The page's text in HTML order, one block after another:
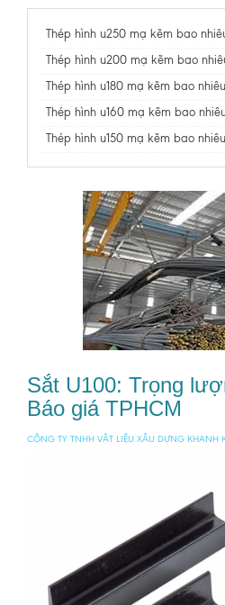
Thép hình u250 mạ kẽm bao
Thép hình u200 mạ kẽm bao
Thép hình u180 mạ kẽm bao nhiêu
Thép hình u160 mạ kẽm bao
Thép hình u150 mạ kẽm bao nhiêu
Sắt U100: Trọng
Báo giá TPHCM
CÔNG TY TNHH VẬT LIỆU XÂU DỰNG KHANH